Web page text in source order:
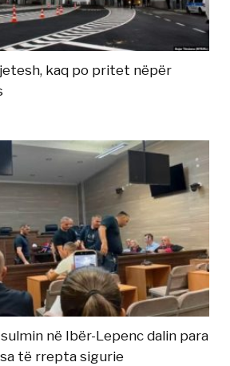
kaq po pritet nëpër
në Ibër-Lepenc dalin para
të rrepta sigurie